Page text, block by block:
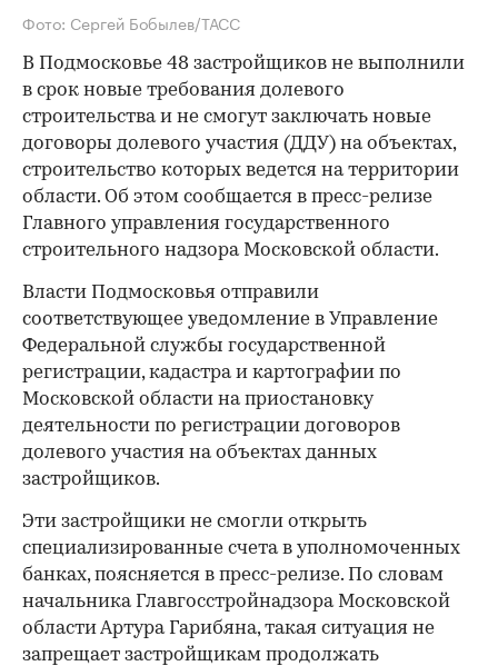
Фото: Сергей Бобылев/ТАСС
В Подмосковье 48 застройщиков не выполнили
в срок новые требования долевого
строительства и не смогут заключать новые
договоры долевого участия (ДДУ) на объектах,
строительство которых ведется на территории
области. Об этом сообщается в пресс-релизе
Главного управления государственного
строительного надзора Московской области.
Власти Подмосковья отправили
соответствующее уведомление в Управление
Федеральной службы государственной
регистрации, кадастра и картографии по
Московской области на приостановку
деятельности по регистрации договоров
долевого участия на объектах данных
застройщиков.
Эти застройщики не смогли открыть
специализированные счета в уполномоченных
банках, поясняется в пресс-релизе. По словам
начальника Главгосстройнадзора Московской
области Артура Гарибяна, такая ситуация не
запрещает застройщикам продолжать